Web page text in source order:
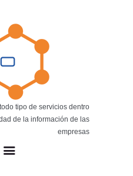
tipo de servicios dentro
de la información de las
empresas